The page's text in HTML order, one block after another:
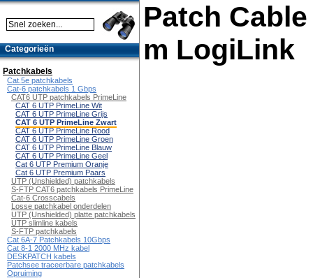
Patch
m LogiLink
Categorieën
Patchkabels
Cat.5e patchkabels
Cat-6 patchkabels 1 Gbps
CAT6 UTP patchkabels PrimeLine
CAT 6 UTP PrimeLine Wit
CAT 6 UTP PrimeLine Grijs
CAT 6 UTP PrimeLine Zwart
CAT 6 UTP PrimeLine Rood
CAT 6 UTP PrimeLine Groen
CAT 6 UTP PrimeLine Blauw
CAT 6 UTP PrimeLine Geel
Cat 6 UTP Premium Oranje
Cat 6 UTP Premium Paars
UTP (Unshielded) patchkabels
S-FTP CAT6 patchkabels PrimeLine
Cat-6 Crosscabels
Losse patchkabel onderdelen
UTP (Unshielded) platte patchkabels
UTP slimline kabels
S-FTP patchkabels
Cat 6A-7 Patchkabels 10Gbps
Cat 8-1 2000 MHz kabel
DESKPATCH kabels
Patchsee traceerbare patchkabels
Opruiming